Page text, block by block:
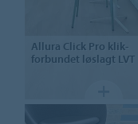
Allura Click Pro klik-
forbundet løslagt LVT